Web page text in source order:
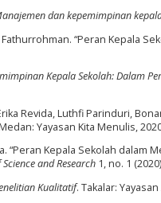
dan kepemimpinan
“Peran Kepala
Kepala Sekolah: Dalam
Revida, Luthfi Parinduri,
Yayasan Kita Menulis,
“Peran Kepala Sekolah dalam
and Research 1, no. 1
Kualitatif. Takalar: